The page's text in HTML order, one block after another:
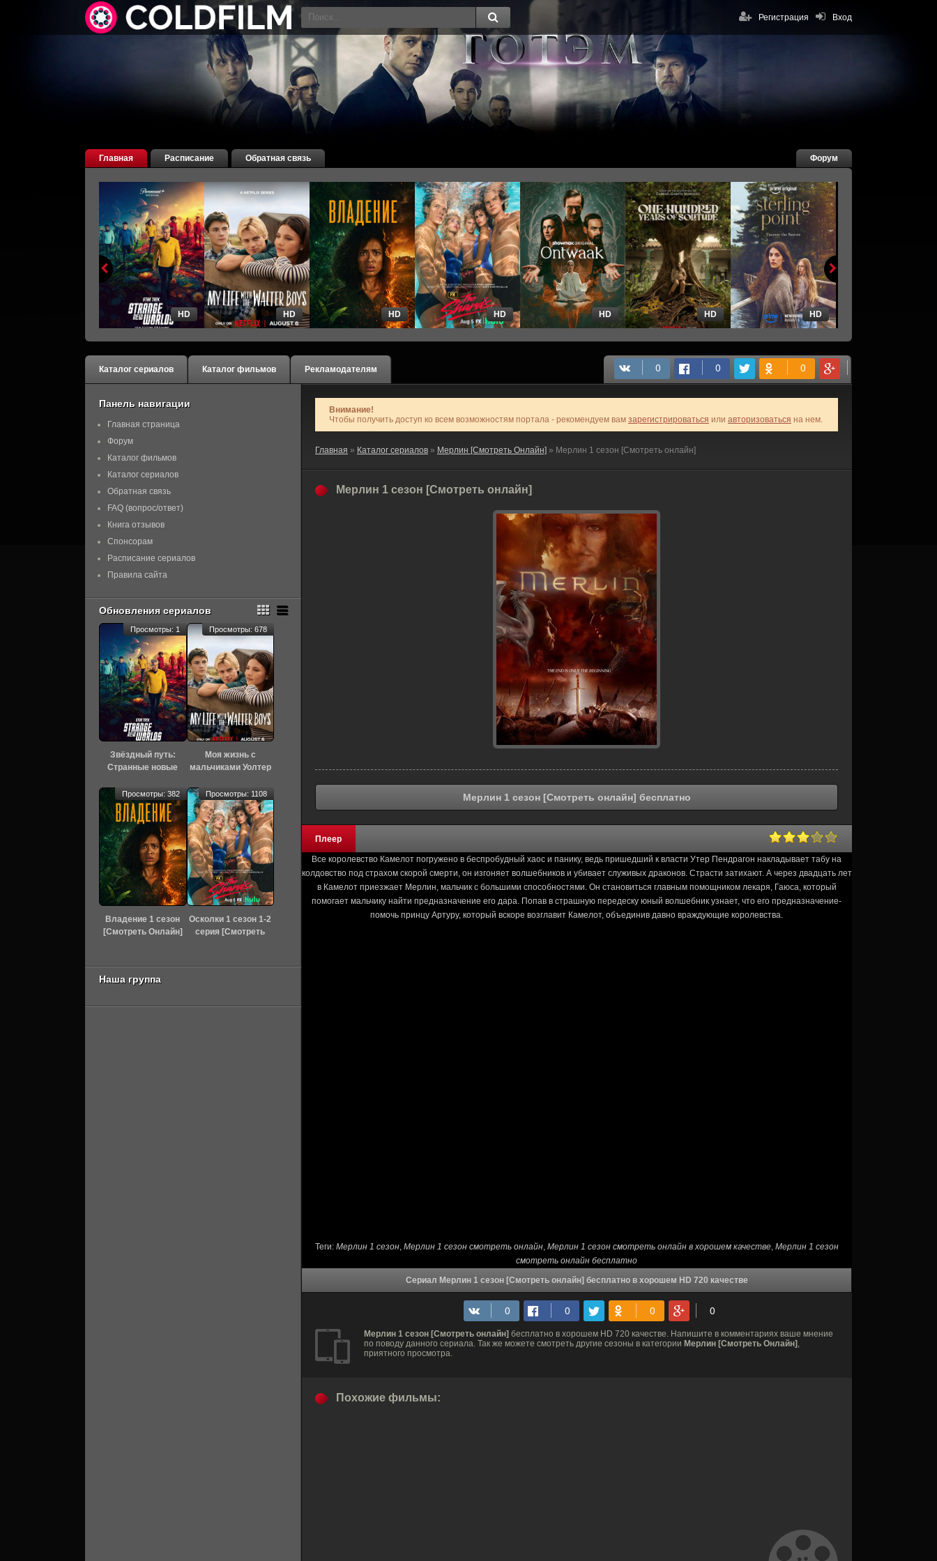
Вход
Регистрация
Главная Расписание Обратная связь Форум
HD HD HD HD HD HD HD
Каталог сериалов Каталог фильмов Рекламодателям
Внимание!
Чтобы получить доступ ко всем возможностям портала - рекомендуем вам зарегистрироваться или авторизоваться на нем.
Главная » Каталог сериалов » Мерлин [Смотреть Онлайн] » Мерлин 1 сезон [Смотреть онлайн]
Мерлин 1 сезон [Смотреть онлайн]
Мерлин 1 сезон [Смотреть онлайн] бесплатно
Плеер
Все королевство Камелот погружено в беспробудный хаос и панику, ведь пришедший к власти Утер Пендрагон накладывает табу на
колдовство под страхом скорой смерти, он изгоняет волшебников и убивает служивых драконов. Страсти затихают. А через двадцать лет
в Камелот приезжает Мерлин, мальчик с большими способностями. Он становиться главным помощником лекаря, Гаюса, который
помогает мальчику найти предназначение его дара. Попав в страшную передеску юный волшебник узнает, что его предназначение-
помочь принцу Артуру, который вскоре возглавит Камелот, объединив давно враждующие королевства.
Теги: Мерлин 1 сезон, Мерлин 1 сезон cмотреть онлайн, Мерлин 1 сезон смотреть онлайн в хорошем качестве, Мерлин 1 сезон
смотреть онлайн бесплатно
Сериал Мерлин 1 сезон [Смотреть онлайн] бесплатно в хорошем HD 720 качестве
Мерлин 1 сезон [Смотреть онлайн] бесплатно в хорошем HD 720 качестве. Напишите в комментариях ваше мнение
по поводу данного сериала. Так же можете смотреть другие сезоны в категории Мерлин [Смотреть Онлайн] ,
приятного просмотра.
Похожие фильмы:
Панель навигации
Главная страница
Форум
Каталог фильмов
Каталог сериалов
Обратная связь
FAQ (вопрос/ответ)
Книга отзывов
Спонсорам
Расписание сериалов
Правила сайта
Обновления сериалов
Звёздный путь:
Странные новые
серия [Смотреть
Онлайн]
Просмотры: 1
Моя жизнь с
мальчиками Уолтер
Онлайн]
Просмотры: 678
Владение 1 сезон
[Смотреть Онлайн]
Просмотры: 382
Осколки 1 сезон 1-2
серия [Смотреть
Просмотры: 1108
Наша группа